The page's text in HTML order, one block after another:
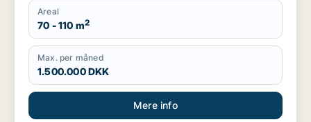
Areal
70 - 110 m2
Max. per måned
1.500.000 DKK
Mere info